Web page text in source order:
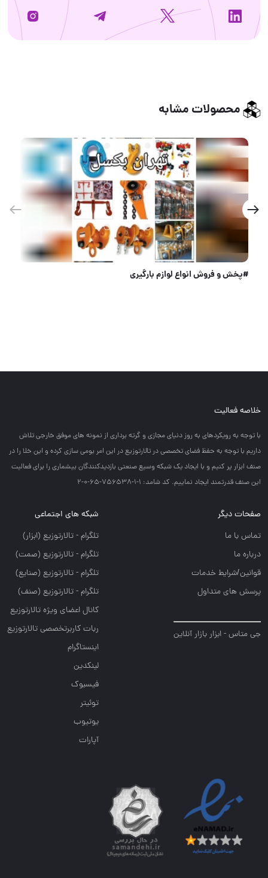
محصولات مشابه
اره کناف دسته فایبرخوش دست
خلاصه فعالیت
با توجه به رويكردهاي به روز دنياي مجازي و گرته برداري از نمونه هاي موفق خارجي تلاش
داريم با توجه به حفظ فضاي تخصصي در تالارتوزيع در اين امر بومي سازي كرده و اين خلا را در
صنف ابزار پر كنيم و با ايجاد يك شبكه وسيع صنعتي بازديدكنندگان بيشماري را براي فعاليت
اين صنف قدرتمند ايجاد نماييم. کد شامد: 1-1-756538-65-0-2
صفحات دیگر
تماس با ما
درباره ما
قوانین/شرایط خدمات
پرسش های متداول
جی متاس - ابزار بازار آنلاین
شبکه های اجتماعی
تلگرام - تالارتوزيع (ابزار)
تلگرام - تالارتوزيع (صمت)
تلگرام - تالارتوزيع (صنايع)
تلگرام - تالارتوزیع (صنف)
کانال اعضای ویژه تالارتوزیع
ربات کاربرتخصصی تالارتوزیع
اینستاگرام
لینکدین
فیسبوک
توئیتر
یوتیوب
آپارات